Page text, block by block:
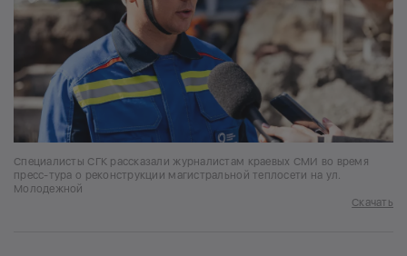
Специалисты СГК рассказали журналистам краевых СМИ во время
пресс-тура о реконструкции магистральной теплосети на ул.
Молодежной
Скачать